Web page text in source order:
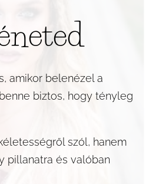
amikor belenézel a
biztos, hogy tényleg
szól, hanem
pillanatra és valóban